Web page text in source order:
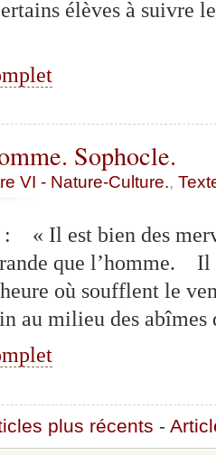
élèves à suivre
Sophocle.
VI - Nature-Culture.,
Il est bien des
que l’homme. Il
où soufflent le
au milieu des
plus récents -